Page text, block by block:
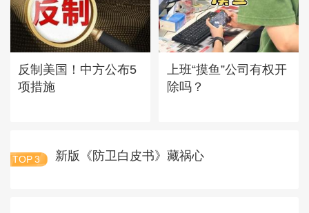
反制美国！中方公布5
项措施
上班“摸鱼”公司有权开
除吗？
TOP 3 新版《防卫白皮书》藏祸心